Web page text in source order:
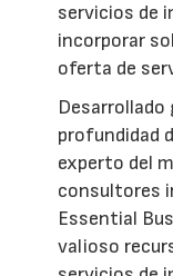
servicios de
incorporar
oferta de
profundidad
experto del
consultores
Essential
valioso